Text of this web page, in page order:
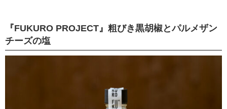
『FUKURO PROJECT』粗びき黒胡椒とパルメザン
チーズの塩